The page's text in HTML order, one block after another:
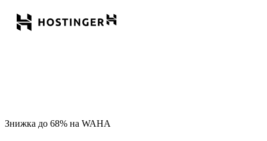
Знижка до 68% на WAHA